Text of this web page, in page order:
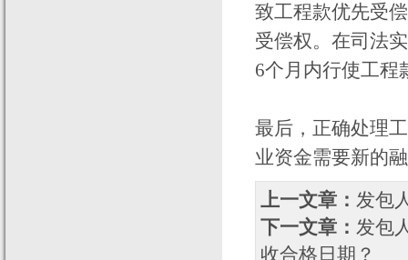
致工程款优先受
受偿权。在司法
6个月内行使工程
最后，正确处理
业资金需要新的
上一文章： 发包
下一文章： 发包
收合格日期？